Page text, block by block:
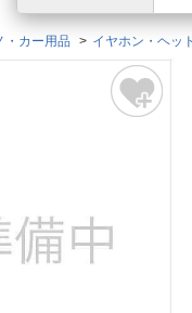
ログイン
・カー用品 イヤホン・ヘッ